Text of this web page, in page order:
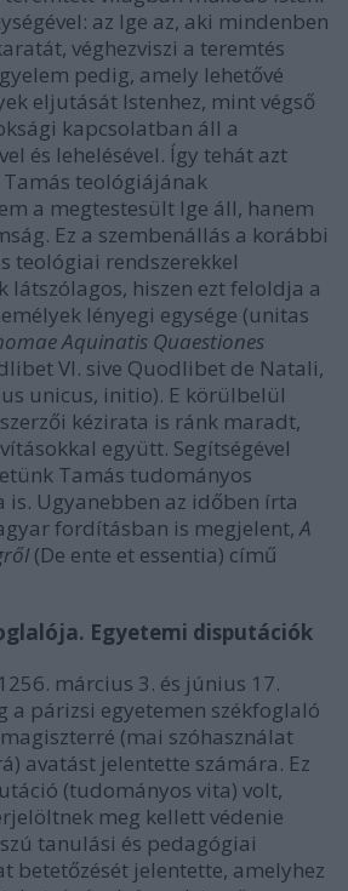
az Ige az, aki mindenben
véghezviszi a teremtés
pedig, amely lehetővé
eljutását Istenhez, mint végső
kapcsolatban áll a
és lehelésével. Így tehát azt
teológiájának
a megtestesült Ige áll, hanem
Ez a szembenállás a korábbi
teológiai rendszerekkel
látszólagos, hiszen ezt feloldja a
lényegi egysége (unitas
Aquinatis Quaestiones
VI. sive Quodlibet de Natali,
unicus, initio). E körülbelül
kézirata is ránk maradt,
együtt. Segítségével
Tamás tudományos
Ugyanebben az időben írta
fordításban is megjelent,A
(De ente et essentia) című
Egyetemi disputációk
március 3. és június 17.
a párizsi egyetemen székfoglaló
(mai szóhasználat
avatást jelentette számára. Ez
(tudományos vita) volt,
meg kellett védenie
tanulási és pedagógiai
betetőzését jelentette, amelyhez